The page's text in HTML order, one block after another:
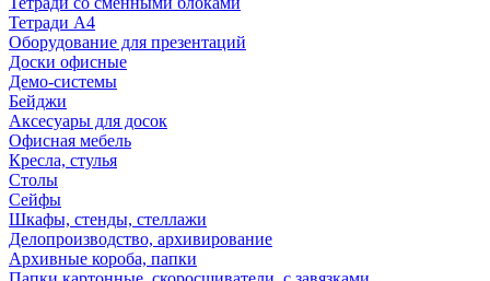
Тетради А4
Оборудование для презентаций
Доски офисные
Демо-системы
Бейджи
Аксесуары для досок
Офисная мебель
Кресла, стулья
Столы
Сейфы
Шкафы, стенды, стеллажи
Делопроизводство, архивирование
Архивные короба, папки